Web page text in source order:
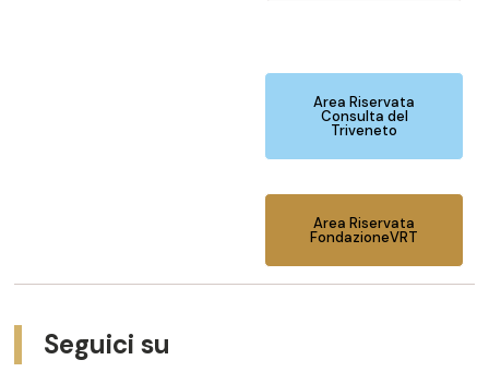
Area Riservata
Consulta del
Triveneto
Area Riservata
FondazioneVRT
Seguici su